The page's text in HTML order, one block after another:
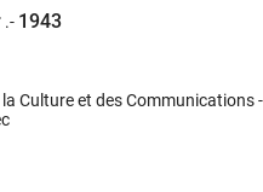
.- 1943
Culture et des Communications